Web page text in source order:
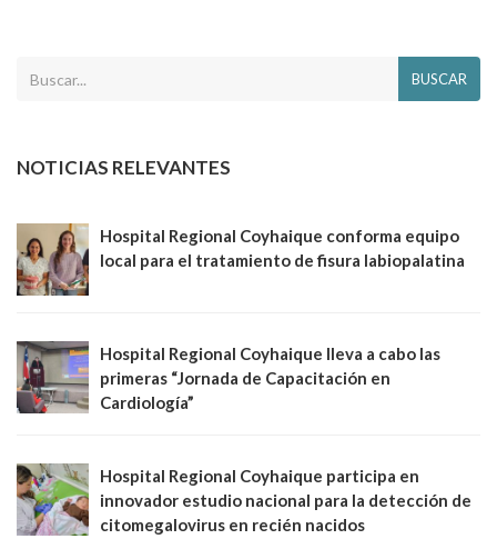
BUSCAR
NOTICIAS RELEVANTES
Hospital Regional Coyhaique conforma equipo
local para el tratamiento de fisura labiopalatina
Hospital Regional Coyhaique lleva a cabo las
primeras “Jornada de Capacitación en
Cardiología”
Hospital Regional Coyhaique participa en
innovador estudio nacional para la detección de
citomegalovirus en recién nacidos